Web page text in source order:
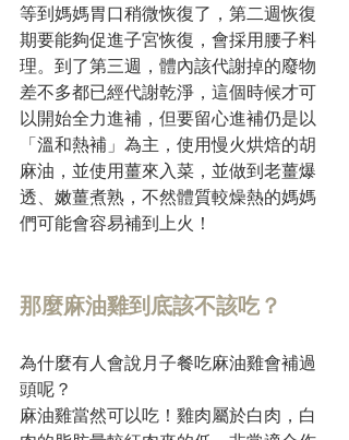
等到媽媽胃口稍微恢復了，第二週恢復
期要能夠促進子宮恢復，會採用腰子料
理。到了第三週，體內該代謝掉的廢物
差不多都已經代謝乾淨，這個時候才可
以開始全力進補，但要留心進補仍是以
「溫和熱補」為主，使用慢火烘焙的胡
麻油，並使用薑來入菜，並做到老薑爆
透、嫩薑煮熟，不然體質較燥熱的媽媽
們可能會容易補到上火！
那麼麻油雞到底該不該吃？
為什麼有人會說月子餐吃麻油雞會補過
頭呢？
麻油雞當然可以吃！雞肉屬於白肉，白